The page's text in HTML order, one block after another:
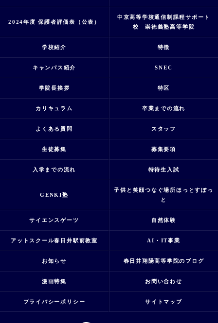
2024年度 保護者評価表（公表）
中京高等学校通信制課程サポート
校 崇徳義塾高等学院
学校紹介 特徴
キャンパス紹介 SNEC
学院長挨拶 特区
カリキュラム 卒業までの流れ
よくある質問 スタッフ
生徒募集 募集要項
入学までの流れ 特待生入試
GENKI塾
子供と笑顔つなぐ場所ほっとすぽっ
と
サイエンスゲーツ 自然体験
アットスクール春日井駅前教室 AI・IT事業
お知らせ 春日井翔陽高等学院のブログ
漫画特集 お問い合わせ
プライバシーポリシー サイトマップ